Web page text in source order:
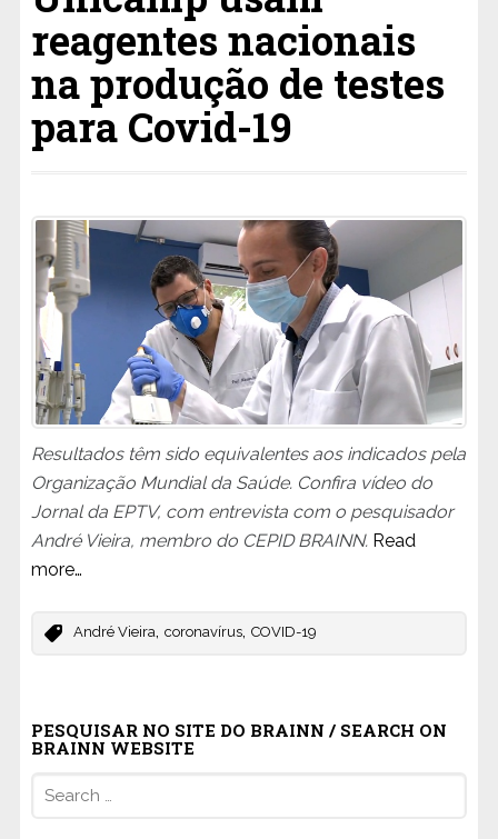
reagentes nacionais
na produção de testes
para Covid-19
Resultados têm sido equivalentes aos indicados pela
Organização Mundial da Saúde. Confira vídeo do
Jornal da EPTV, com entrevista com o pesquisador
André Vieira, membro do CEPID BRAINN. Read
more…
André Vieira, coronavírus, COVID-19
PESQUISAR NO SITE DO BRAINN / SEARCH ON
BRAINN WEBSITE